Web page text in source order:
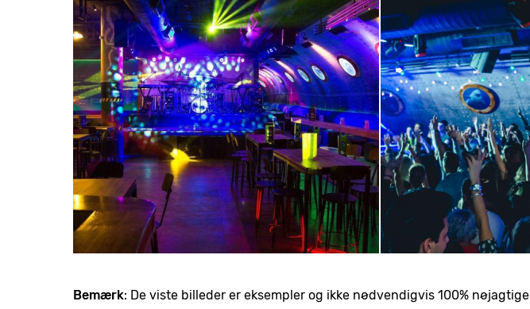
Bemærk: De viste billeder er eksempler og ikke nødvendigvis 100% nøjagtige